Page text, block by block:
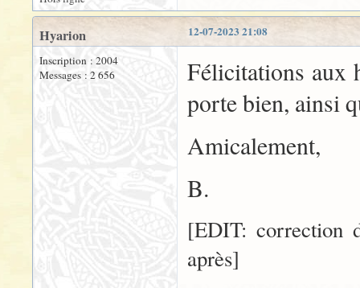
12-07-2023 21:08
Hyarion
Inscription : 2004
Messages : 2 656
Félicitations aux
porte bien, ainsi
Amicalement,
B.
[EDIT: correction
après]